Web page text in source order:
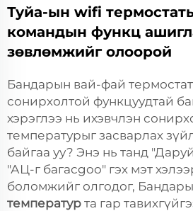
Туйа-ын wifi
командын функц
зөвлөмжийг олоорой
Бандарын вай-фай
сонирхолтой функцуудтай
хэрэглээ нь ихэвчлэн
температурыг засварлах
байгаа уу? Энэ нь танд
"АЦ-г багасgoo" гэх мэт
боломжийг олгодог,
температур та гар